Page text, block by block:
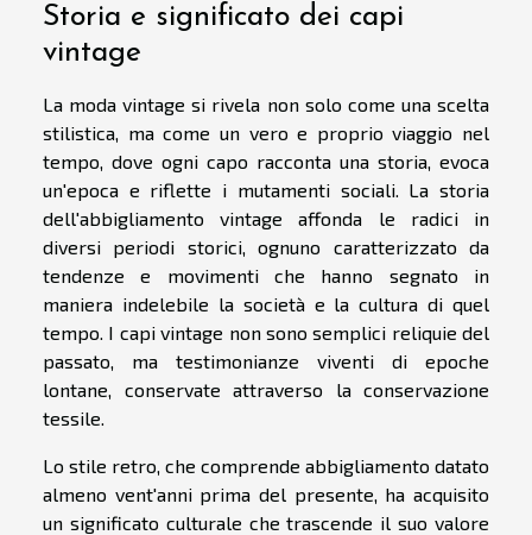
Storia e significato dei capi
vintage
La moda vintage si rivela non solo come una scelta
stilistica, ma come un vero e proprio viaggio nel
tempo, dove ogni capo racconta una storia, evoca
un'epoca e riflette i mutamenti sociali. La storia
dell'abbigliamento vintage affonda le radici in
diversi periodi storici, ognuno caratterizzato da
tendenze e movimenti che hanno segnato in
maniera indelebile la società e la cultura di quel
tempo. I capi vintage non sono semplici reliquie del
passato, ma testimonianze viventi di epoche
lontane, conservate attraverso la conservazione
tessile.
Lo stile retro, che comprende abbigliamento datato
almeno vent'anni prima del presente, ha acquisito
un significato culturale che trascende il suo valore